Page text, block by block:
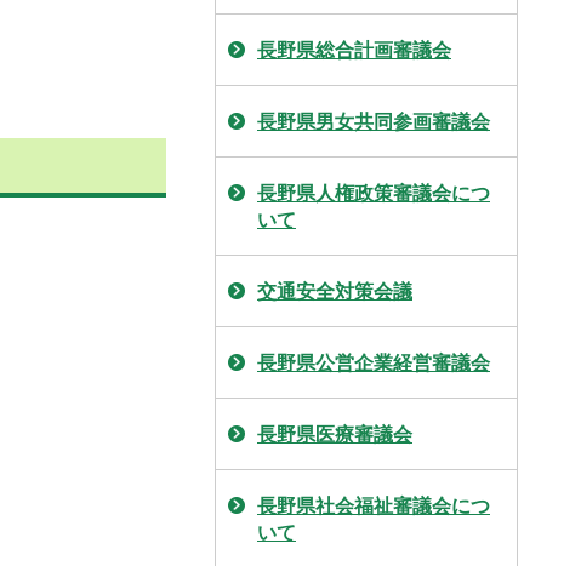
長野県総合計画審議会
長野県男女共同参画審議会
長野県人権政策審議会につ
いて
交通安全対策会議
長野県公営企業経営審議会
長野県医療審議会
長野県社会福祉審議会につ
いて